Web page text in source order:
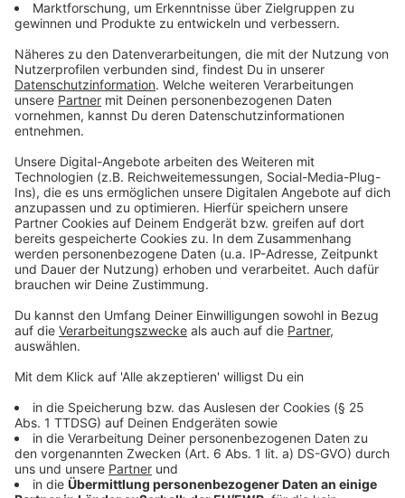
Anzeige
Wochenendfahrt zum Abschluss
Anzeige
Im Anschluss an die MiDiA(Mädchen in Düsseldorf in
Aktion)-Woche findet von Freitag, 26. Juni, bis
Sonntag, 28. Juni 2026, eine Wochenendfahrt zum
Haus Aurora im Sauerland statt. Das Camp liegt in
unmittelbarer Nähe des Freizeitparks Fort Fun, der an
zwei Tagen besucht wird. Die Teilnahmegebühr
verbindliche Anmeldung in einer der
Jugendfreizeiteinrichtungen erforderlich.
Anzeige
Weitere Infos und Links zum Thema
Anzeige